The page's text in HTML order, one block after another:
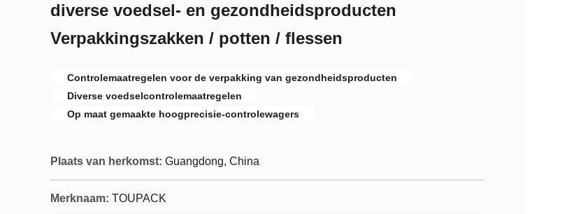
diverse voedsel- en gezondheidsproducten
Verpakkingszakken / potten / flessen
Controlemaatregelen voor de verpakking van gezondheidsproducten
Diverse voedselcontrolemaatregelen
Op maat gemaakte hoogprecisie-controlewagers
Plaats van herkomst: Guangdong, China
Merknaam: TOUPACK